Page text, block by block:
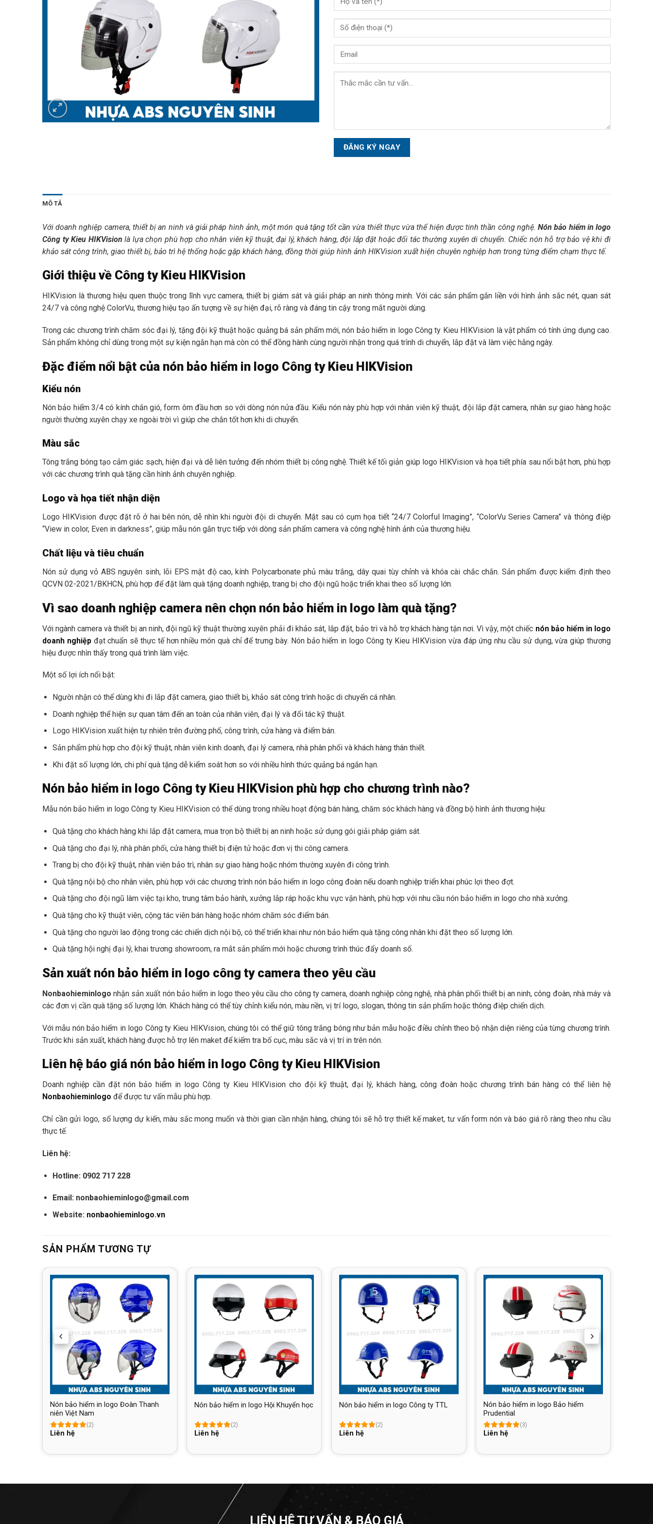
Please
MÔ TẢ
Với doanh nghiệp camera, thiết bị an ninh và giải pháp hình ảnh, một món quà tặng tốt cần vừa thiết thực vừa thể hiện được tinh thần công nghệ.Nón bảo hiểm in logo
Công ty Kieu HIKVision là lựa chọn phù hợp cho nhân viên kỹ thuật, đại lý, khách hàng, đội lắp đặt hoặc đối tác thường xuyên di chuyển. Chiếc nón hỗ trợ bảo vệ khi đi
khảo sát công trình, giao thiết bị, bảo trì hệ thống hoặc gặp khách hàng, đồng thời giúp hình ảnh HIKVision xuất hiện chuyên nghiệp hơn trong từng điểm chạm thực tế.
Giới thiệu về Công ty Kieu HIKVision
HIKVision là thương hiệu quen thuộc trong lĩnh vực camera, thiết bị giám sát và giải pháp an ninh thông minh. Với các sản phẩm gắn liền với hình ảnh sắc nét, quan sát
24/7 và công nghệ ColorVu, thương hiệu tạo ấn tượng về sự hiện đại, rõ ràng và đáng tin cậy trong mắt người dùng.
Trong các chương trình chăm sóc đại lý, tặng đội kỹ thuật hoặc quảng bá sản phẩm mới, nón bảo hiểm in logo Công ty Kieu HIKVision là vật phẩm có tính ứng dụng cao.
Sản phẩm không chỉ dùng trong một sự kiện ngắn hạn mà còn có thể đồng hành cùng người nhận trong quá trình di chuyển, lắp đặt và làm việc hằng ngày.
Đặc điểm nổi bật của nón bảo hiểm in logo Công ty Kieu HIKVision
Kiểu nón
Nón bảo hiểm 3/4 có kính chắn gió, form ôm đầu hơn so với dòng nón nửa đầu. Kiểu nón này phù hợp với nhân viên kỹ thuật, đội lắp đặt camera, nhân sự giao hàng hoặc
người thường xuyên chạy xe ngoài trời vì giúp che chắn tốt hơn khi di chuyển.
Màu sắc
Tông trắng bóng tạo cảm giác sạch, hiện đại và dễ liên tưởng đến nhóm thiết bị công nghệ. Thiết kế tối giản giúp logo HIKVision và họa tiết phía sau nổi bật hơn, phù hợp
với các chương trình quà tặng cần hình ảnh chuyên nghiệp.
Logo và họa tiết nhận diện
Logo HIKVision được đặt rõ ở hai bên nón, dễ nhìn khi người đội di chuyển. Mặt sau có cụm họa tiết “24/7 Colorful Imaging”, “ColorVu Series Camera” và thông điệp
“View in color, Even in darkness”, giúp mẫu nón gắn trực tiếp với dòng sản phẩm camera và công nghệ hình ảnh của thương hiệu.
Chất liệu và tiêu chuẩn
Nón sử dụng vỏ ABS nguyên sinh, lõi EPS mật độ cao, kính Polycarbonate phủ màu trắng, dây quai tùy chỉnh và khóa cài chắc chắn. Sản phẩm được kiểm định theo
QCVN 02-2021/BKHCN, phù hợp để đặt làm quà tặng doanh nghiệp, trang bị cho đội ngũ hoặc triển khai theo số lượng lớn.
Vì sao doanh nghiệp camera nên chọn nón bảo hiểm in logo làm quà tặng?
Với ngành camera và thiết bị an ninh, đội ngũ kỹ thuật thường xuyên phải đi khảo sát, lắp đặt, bảo trì và hỗ trợ khách hàng tận nơi. Vì vậy, một chiếc nón bảo hiểm in logo
doanh nghiệpđạt chuẩn sẽ thực tế hơn nhiều món quà chỉ để trưng bày. Nón bảo hiểm in logo Công ty Kieu HIKVision vừa đáp ứng nhu cầu sử dụng, vừa giúp thương
hiệu được nhìn thấy trong quá trình làm việc.
Một số lợi ích nổi bật:
Người nhận có thể dùng khi đi lắp đặt camera, giao thiết bị, khảo sát công trình hoặc di chuyển cá nhân.
Doanh nghiệp thể hiện sự quan tâm đến an toàn của nhân viên, đại lý và đối tác kỹ thuật.
Logo HIKVision xuất hiện tự nhiên trên đường phố, công trình, cửa hàng và điểm bán.
Sản phẩm phù hợp cho đội kỹ thuật, nhân viên kinh doanh, đại lý camera, nhà phân phối và khách hàng thân thiết.
Khi đặt số lượng lớn, chi phí quà tặng dễ kiểm soát hơn so với nhiều hình thức quảng bá ngắn hạn.
Nón bảo hiểm in logo Công ty Kieu HIKVision phù hợp cho chương trình nào?
Mẫu nón bảo hiểm in logo Công ty Kieu HIKVision có thể dùng trong nhiều hoạt động bán hàng, chăm sóc khách hàng và đồng bộ hình ảnh thương hiệu:
Quà tặng cho khách hàng khi lắp đặt camera, mua trọn bộ thiết bị an ninh hoặc sử dụng gói giải pháp giám sát.
Quà tặng cho đại lý, nhà phân phối, cửa hàng thiết bị điện tử hoặc đơn vị thi công camera.
Trang bị cho đội kỹ thuật, nhân viên bảo trì, nhân sự giao hàng hoặc nhóm thường xuyên đi công trình.
Quà tặng nội bộ cho nhân viên, phù hợp với các chương trình nón bảo hiểm in logo công đoàn nếu doanh nghiệp triển khai phúc lợi theo đợt.
Quà tặng cho đội ngũ làm việc tại kho, trung tâm bảo hành, xưởng lắp ráp hoặc khu vực vận hành, phù hợp với nhu cầu nón bảo hiểm in logo cho nhà xưởng.
Quà tặng cho kỹ thuật viên, cộng tác viên bán hàng hoặc nhóm chăm sóc điểm bán.
Quà tặng cho người lao động trong các chiến dịch nội bộ, có thể triển khai như nón bảo hiểm quà tặng công nhân khi đặt theo số lượng lớn.
Quà tặng hội nghị đại lý, khai trương showroom, ra mắt sản phẩm mới hoặc chương trình thúc đẩy doanh số.
Sản xuất nón bảo hiểm in logo công ty camera theo yêu cầu
Nonbaohieminlogo nhận sản xuất nón bảo hiểm in logo theo yêu cầu cho công ty camera, doanh nghiệp công nghệ, nhà phân phối thiết bị an ninh, công đoàn, nhà máy và
các đơn vị cần quà tặng số lượng lớn. Khách hàng có thể tùy chỉnh kiểu nón, màu nền, vị trí logo, slogan, thông tin sản phẩm hoặc thông điệp chiến dịch.
Với mẫu nón bảo hiểm in logo Công ty Kieu HIKVision, chúng tôi có thể giữ tông trắng bóng như bản mẫu hoặc điều chỉnh theo bộ nhận diện riêng của từng chương trình.
Trước khi sản xuất, khách hàng được hỗ trợ lên maket để kiểm tra bố cục, màu sắc và vị trí in trên nón.
Liên hệ báo giá nón bảo hiểm in logo Công ty Kieu HIKVision
Doanh nghiệp cần đặt nón bảo hiểm in logo Công ty Kieu HIKVision cho đội kỹ thuật, đại lý, khách hàng, công đoàn hoặc chương trình bán hàng có thể liên hệ
Nonbaohieminlogo để được tư vấn mẫu phù hợp.
Chỉ cần gửi logo, số lượng dự kiến, màu sắc mong muốn và thời gian cần nhận hàng, chúng tôi sẽ hỗ trợ thiết kế maket, tư vấn form nón và báo giá rõ ràng theo nhu cầu
thực tế.
Liên hệ:
Hotline: 0902 717 228
Email: nonbaohieminlogo@gmail.com
Website: nonbaohieminlogo.vn
SẢN PHẨM TƯƠNG TỰ
Nón bảo hiểm in logo Đoàn Thanh
niên Việt Nam
(2)
Liên hệ
Nón bảo hiểm in logo Hội Khuyến học
(2)
Liên hệ
Nón bảo hiểm in logo Công ty TTL
(2)
Liên hệ
Nón bảo hiểm in logo Bảo hiểm
Prudential
(3)
Liên hệ
LIÊN HỆ TƯ VẤN & BÁO GIÁ